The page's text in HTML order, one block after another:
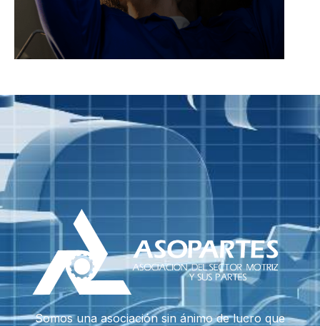
Somos una asociación sin ánimo de lucro que